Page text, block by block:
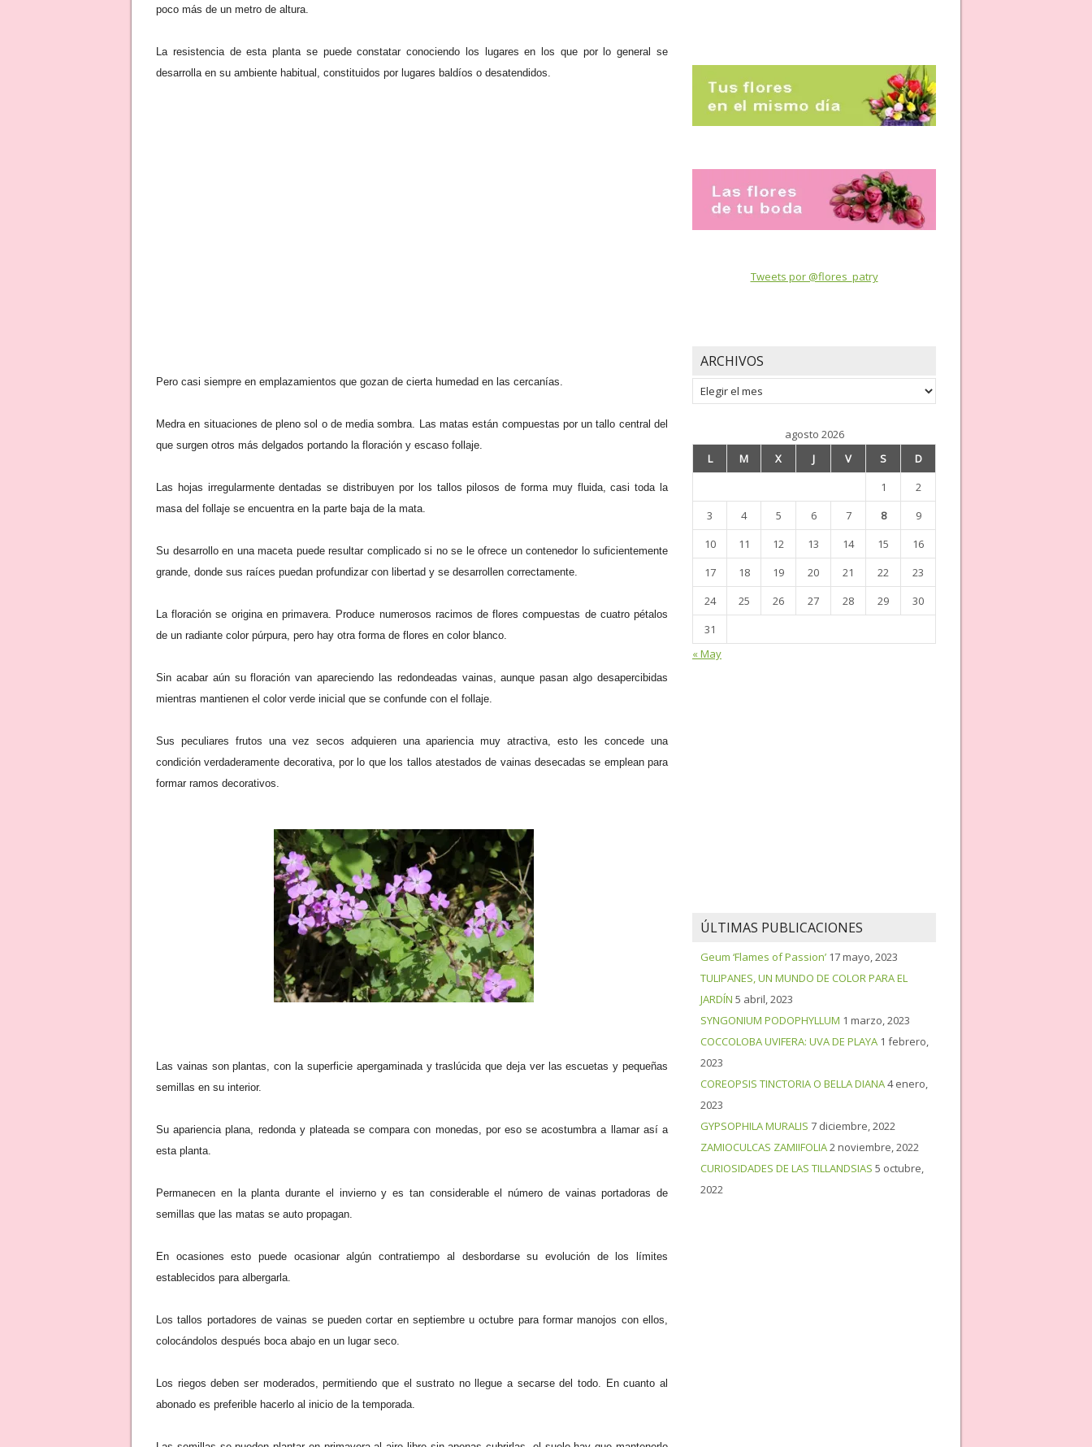
poco más de un metro de altura.
La resistencia de esta planta se puede constatar conociendo los lugares en los que por lo general se
desarrolla en su ambiente habitual, constituidos por lugares baldíos o desatendidos.
Pero casi siempre en emplazamientos que gozan de cierta humedad en las cercanías.
Medra en situaciones de pleno sol o de media sombra. Las matas están compuestas por un tallo central del
que surgen otros más delgados portando la floración y escaso follaje.
Las hojas irregularmente dentadas se distribuyen por los tallos pilosos de forma muy fluida, casi toda la
masa del follaje se encuentra en la parte baja de la mata.
Su desarrollo en una maceta puede resultar complicado si no se le ofrece un contenedor lo suficientemente
grande, donde sus raíces puedan profundizar con libertad y se desarrollen correctamente.
La floración se origina en primavera. Produce numerosos racimos de flores compuestas de cuatro pétalos
de un radiante color púrpura, pero hay otra forma de flores en color blanco.
Sin acabar aún su floración van apareciendo las redondeadas vainas, aunque pasan algo desapercibidas
mientras mantienen el color verde inicial que se confunde con el follaje.
Sus peculiares frutos una vez secos adquieren una apariencia muy atractiva, esto les concede una
condición verdaderamente decorativa, por lo que los tallos atestados de vainas desecadas se emplean para
formar ramos decorativos.
Las vainas son plantas, con la superficie apergaminada y traslúcida que deja ver las escuetas y pequeñas
semillas en su interior.
Su apariencia plana, redonda y plateada se compara con monedas, por eso se acostumbra a llamar así a
esta planta.
Permanecen en la planta durante el invierno y es tan considerable el número de vainas portadoras de
semillas que las matas se auto propagan.
En ocasiones esto puede ocasionar algún contratiempo al desbordarse su evolución de los límites
establecidos para albergarla.
Los tallos portadores de vainas se pueden cortar en septiembre u octubre para formar manojos con ellos,
colocándolos después boca abajo en un lugar seco.
Los riegos deben ser moderados, permitiendo que el sustrato no llegue a secarse del todo. En cuanto al
abonado es preferible hacerlo al inicio de la temporada.
Tweets por @flores_patry
ARCHIVOS
Archivos
agosto 2026
L
M X J V S
D
1
2
3
4 5 6 7 8
9
10
11 12 13 14 15
16
17
18 19 20 21 22
23
24
25 26 27 28 29
30
31
« May
ÚLTIMAS PUBLICACIONES
Geum ‘Flames of Passion’ 17 mayo, 2023
TULIPANES, UN MUNDO DE COLOR PARA EL
JARDÍN 5 abril, 2023
SYNGONIUM PODOPHYLLUM 1 marzo, 2023
COCCOLOBA UVIFERA: UVA DE PLAYA 1 febrero,
2023
COREOPSIS TINCTORIA O BELLA DIANA4 enero,
2023
GYPSOPHILA MURALIS 7 diciembre, 2022
ZAMIOCULCAS ZAMIIFOLIA2 noviembre, 2022
CURIOSIDADES DE LAS TILLANDSIAS 5 octubre,
2022